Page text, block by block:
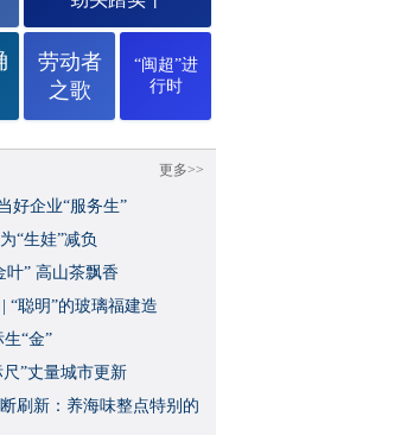
劳动者
之歌
“闽超”进
行时
更多>>
好企业“服务生”
“生娃”减负
叶” 高山茶飘香
“聪明”的玻璃福建造
“金”
”丈量城市更新
刷新：养海味整点特别的